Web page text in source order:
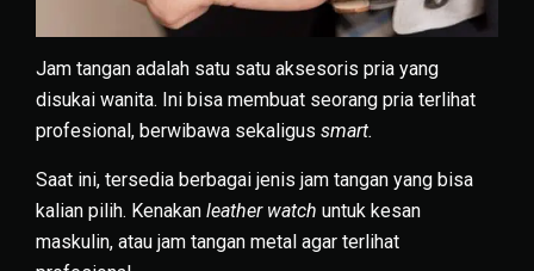
Jam tangan adalah satu satu aksesoris pria yang
disukai wanita. Ini bisa membuat seorang pria terlihat
profesional, berwibawa sekaligus smart.
Saat ini, tersedia berbagai jenis jam tangan yang bisa
kalian pilih. Kenakan leather watch untuk kesan
maskulin, atau jam tangan metal agar terlihat